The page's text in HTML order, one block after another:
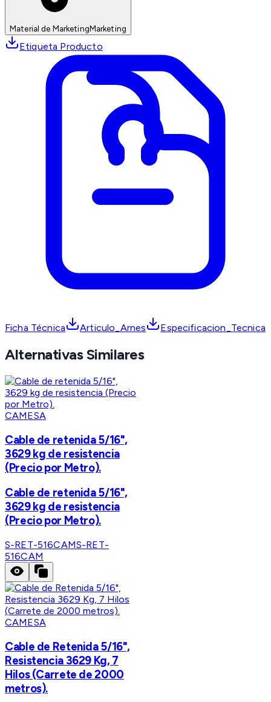
Material de MarketingMarketing
Etiqueta Producto
Ficha Técnica Articulo_Arnes Especificacion_Tecnica
Alternativas Similares
CAMESA
Cable de retenida 5/16",
3629 kg de resistencia
(Precio por Metro).
Cable de retenida 5/16",
3629 kg de resistencia
(Precio por Metro).
S-RET-516CAMS-RET-
516CAM
CAMESA
Cable de Retenida 5/16",
Resistencia 3629 Kg, 7
Hilos (Carrete de 2000
metros).